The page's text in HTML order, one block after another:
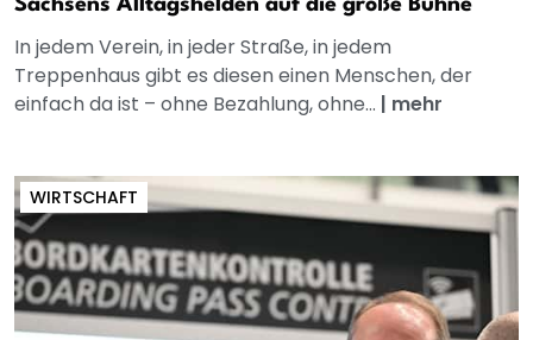
Sachsens Alltagshelden auf die große Bühne
In jedem Verein, in jeder Straße, in jedem
Treppenhaus gibt es diesen einen Menschen, der
einfach da ist – ohne Bezahlung, ohne... | mehr
WIRTSCHAFT